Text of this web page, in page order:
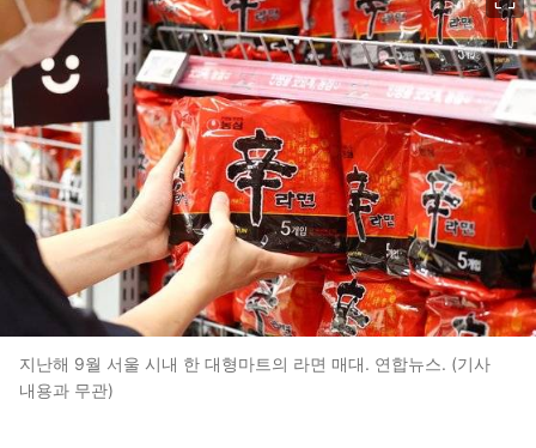
지난해 9월 서울 시내 한 대형마트의 라면 매대. 연합뉴스. (기사
내용과 무관)